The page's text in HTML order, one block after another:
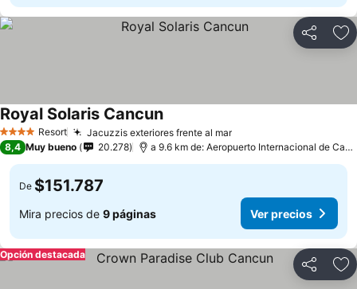
Compartir
4 EstrellasResort Jacuzzis exteriores frente al mar
Royal Solaris Cancun
8,4 Muy bueno 20.278 a 9.6 km de: Aeropuerto Internacional de Cancún
De $151.787
Mira precios de 9 páginas Ver precios
Compartir
Opción destacada